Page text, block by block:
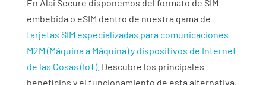
En Alai Secure disponemos del formato de SIM
embebida o eSIM dentro de nuestra gama de
tarjetas SIM especializadas para comunicaciones
M2M (Máquina a Máquina) y dispositivos de Internet
de las Cosas (IoT). Descubre los principales
beneficios y el funcionamiento de esta alternativa,